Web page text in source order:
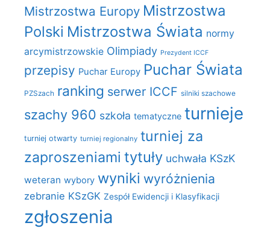
Mistrzostwa Europy Mistrzostwa
Polski Mistrzostwa Świata normy
arcymistrzowskie Olimpiady Prezydent ICCF
przepisy Puchar Europy Puchar Świata
PZSzach ranking serwer ICCF silniki szachowe
szachy 960 szkoła tematyczne turnieje
turniej otwarty turniej regionalny turniej za
zaproszeniami tytuły uchwała KSzK
weteran wybory wyniki wyróżnienia
zebranie KSzGK Zespół Ewidencji i Klasyfikacji
zgłoszenia